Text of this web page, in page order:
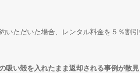
いただいた場合、レンタル料金を５％割
吸い殻を入れたまま返却される事例が散見